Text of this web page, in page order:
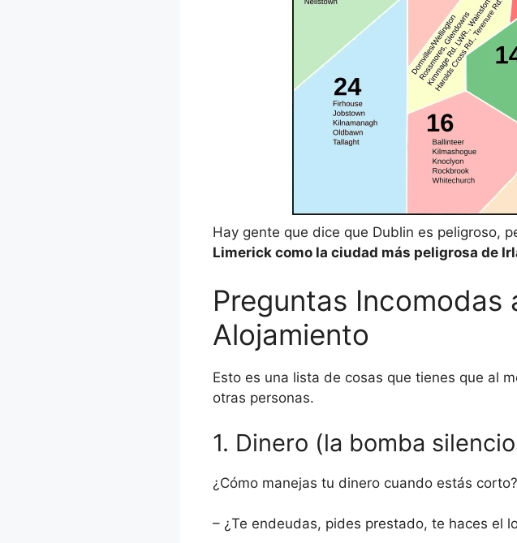
Hay gente que dice que Dublin es peligroso,
Limerick como la ciudad más peligrosa de
Preguntas
Alojamiento
Esto es una lista de cosas que tienes que al
otras personas.
1. Dinero (la bomba
¿Cómo manejas tu dinero cuando estás corto?
– ¿Te endeudas, pides prestado, te haces el